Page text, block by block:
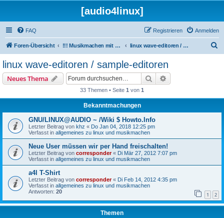
[audio4linux]
FAQ Anmelden
Registrieren
Foren-Übersicht !!! Musikmachen mit Linux !!! linux wave-editoren / sample-editoren
linux wave-editoren / sample-editoren
Neues Thema Suche
33 Themen • Seite 1 von 1
Bekanntmachungen
GNU/LINUX@AUDIO ~ /Wiki $ Howto.Info
Letzter Beitrag von khz « Do Jan 04, 2018 12:25 pm
Verfasst in allgemeines zu linux und musikmachen
Neue User müssen wir per Hand freischalten!
Letzter Beitrag von corresponder« Di Mär 27, 2012 7:07 pm
Verfasst in allgemeines zu linux und musikmachen
a4l T-Shirt
Letzter Beitrag von corresponder« Di Feb 14, 2012 4:35 pm
Verfasst in allgemeines zu linux und musikmachen
Antworten: 20 1 2
Themen